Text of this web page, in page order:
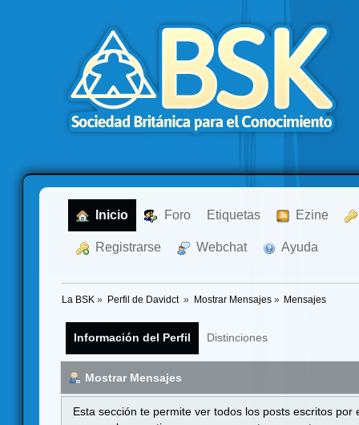
Inicio Foro Etiquetas Ezine
Registrarse Webchat Ayuda
La BSK » Perfil de Davidct » Mostrar Mensajes» Mensajes
Información del Perfil Distinciones
Mostrar Mensajes
Esta sección te permite ver todos los posts escritos